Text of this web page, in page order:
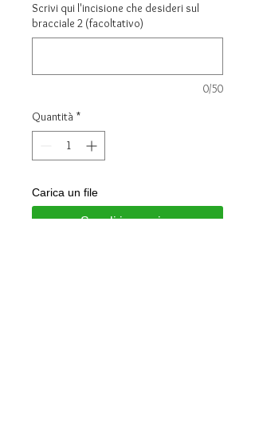
Scrivi qui l'incisione che desideri sul
bracciale 2 (facoltativo)
0/50
Quantità *
Carica un file
Scegli immagine